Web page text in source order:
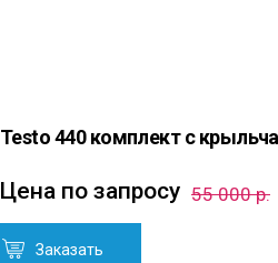
Testo 440 комплект с
Цена по запросу 55 000 р.
Заказать